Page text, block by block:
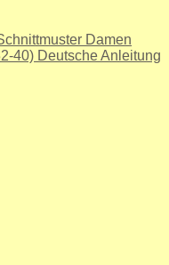
Damen
40) Deutsche Anleitung